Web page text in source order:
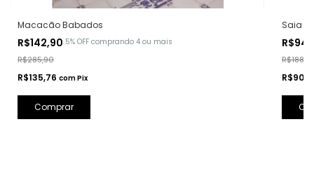
Macacão Babados
R$142,90 5% OFF comprando 4 ou mais
R$285,90
R$135,76 comPix
Comprar
Saia